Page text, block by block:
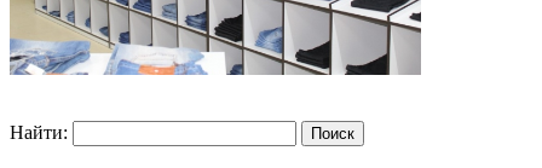
Найти: